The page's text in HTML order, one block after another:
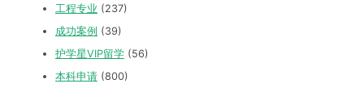
工程专业 (237)
成功案例 (39)
护学星VIP留学 (56)
本科申请 (800)